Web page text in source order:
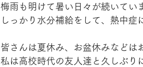
梅雨も明けて暑い日々が続いてい
しっかり水分補給をして、熱中症
皆さんは夏休み、お盆休みなどは
私は高校時代の友人達と久しぶり